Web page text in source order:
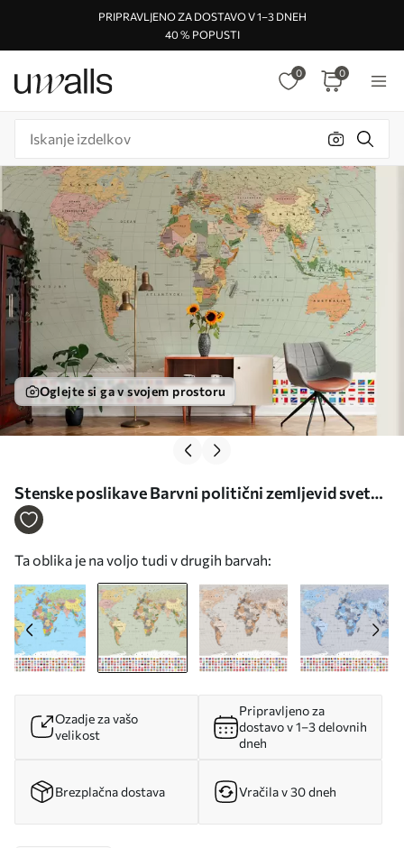
PRIPRAVLJENO ZA DOSTAVO V 1–3 DNEH
40 % POPUSTI
0 0
Oglejte si ga v svojem prostoru
Stenske poslikave Barvni politični zemljevid sveta
z zastavami v poljščini Št. c00004plv1
Ta oblika je na voljo tudi v drugih barvah:
Ozadje za vašo
velikost
Pripravljeno za
dostavo v 1–3 delovnih
dneh
Brezplačna dostava Vračila v 30 dneh